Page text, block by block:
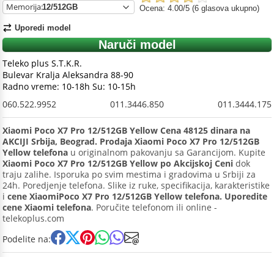
Memorija:
Uporedi model
Ocena: 4.00/5 (6 glasova ukupno)
Naruči model
Teleko plus S.T.K.R.
Bulevar Kralja Aleksandra 88-90
Radno vreme: 10-18h Su: 10-15h
060.522.9952
011.3446.850 011.3444.175
Xiaomi Poco X7 Pro 12/512GB Yellow Cena 48125 dinara na
AKCIJI Srbija, Beograd. Prodaja Xiaomi Poco X7 Pro 12/512GB
Yellow telefona u originalnom pakovanju sa Garancijom. Kupite
Xiaomi Poco X7 Pro 12/512GB Yellow po Akcijskoj Ceni dok
traju zalihe. Isporuka po svim mestima i gradovima u Srbiji za
24h. Poredjenje telefona. Slike iz ruke, specifikacija, karakteristike
i cene XiaomiPoco X7 Pro 12/512GB Yellow telefona. Uporedite
cene Xiaomi telefona. Poručite telefonom ili online -
telekoplus.com
Podelite na: